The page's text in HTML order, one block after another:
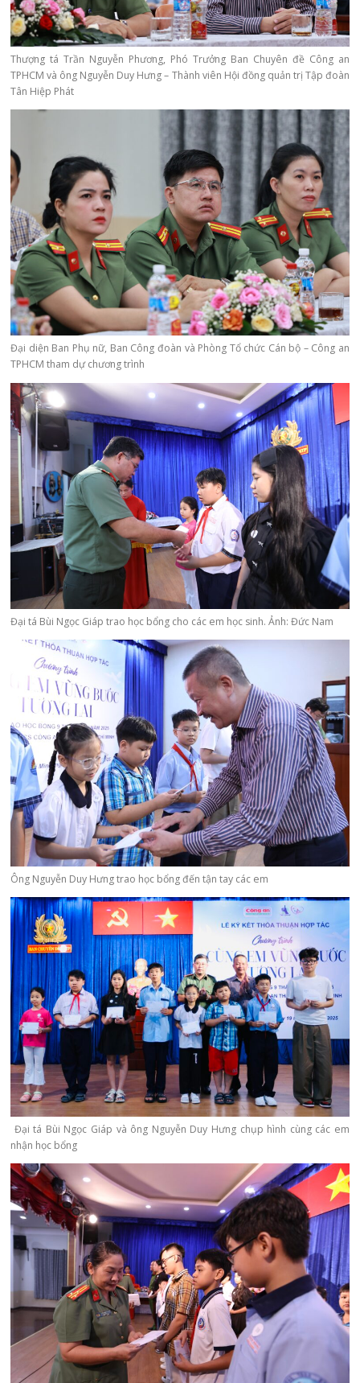
Thượng tá Trần Nguyễn Phương, Phó Trưởng Ban Chuyên đề Công an
TPHCM và ông Nguyễn Duy Hưng – Thành viên Hội đồng quản trị Tập đoàn
Tân Hiệp Phát
Đại diện Ban Phụ nữ, Ban Công đoàn và Phòng Tổ chức Cán bộ – Công an
TPHCM tham dự chương trình
Đại tá Bùi Ngọc Giáp trao học bổng cho các em học sinh. Ảnh: Đức Nam
Ông Nguyễn Duy Hưng trao học bổng đến tận tay các em
Đại tá Bùi Ngọc Giáp và ông Nguyễn Duy Hưng chụp hình cùng các em
nhận học bổng